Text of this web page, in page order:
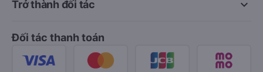
keyboard_arrow_down
Trở thành đối tác
Đối tác thanh toán